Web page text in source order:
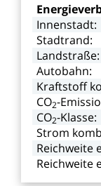
Innenstadt:
Stadtrand:
Landstraße:
Autobahn:
Kraftstoff
CO2-
CO2-Klasse:
Strom
Reichweite
Reichweite